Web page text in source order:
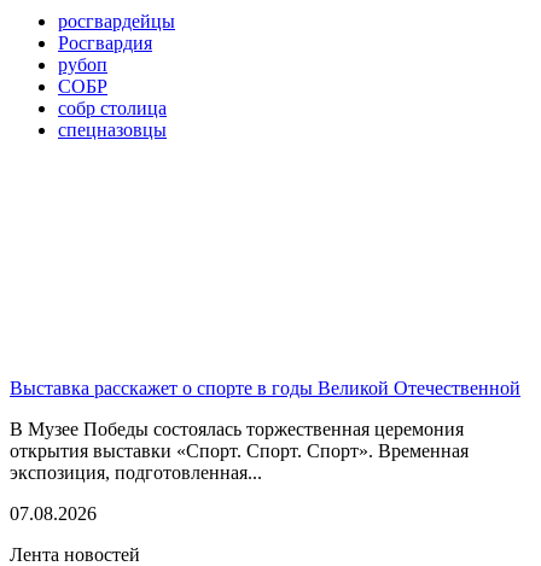
росгвардейцы
Росгвардия
рубоп
СОБР
собр столица
спецназовцы
Выставка расскажет о спорте в годы Великой Отечественной
В Музее Победы состоялась торжественная церемония
открытия выставки «Спорт. Спорт. Спорт». Временная
экспозиция, подготовленная...
07.08.2026
Лента новостей